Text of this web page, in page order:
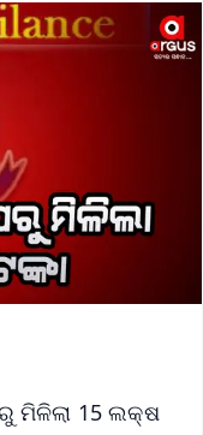
Desh
ମିଳିଲା 15 ଲକ୍ଷ